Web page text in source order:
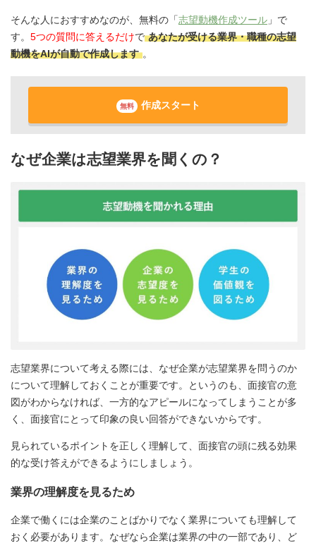
そんな人におすすめなのが、無料の「志望動機作成ツール 」で
す。 5つの質問に答えるだけで あなたが受ける業界・職種の志望
動機をAIが自動で作成します 。
無料 作成スタート
なぜ企業は志望業界を聞くの？
志望業界について考える際には、なぜ企業が志望業界を問うのか
について理解しておくことが重要です。というのも、面接官の意
図がわからなければ、一方的なアピールになってしまうことが多
く、面接官にとって印象の良い回答ができないからです。
見られているポイントを正しく理解して、面接官の頭に残る効果
的な受け答えができるようにしましょう。
業界の理解度を見るため
企業で働くには企業のことばかりでなく業界についても理解して
おく必要があります。なぜなら企業は業界の中の一部であり、ど